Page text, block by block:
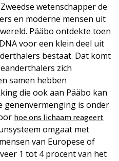
wetenschapper de
en moderne mensen uit
Pääbo ontdekte toen
voor een klein deel uit
bestaat. Dat komt
zich
samen hebben
die ook aan Pääbo kan
genenvermenging is onder
hoe ons lichaam reageert
omgaat met
van Europese of
1 tot 4 procent van het